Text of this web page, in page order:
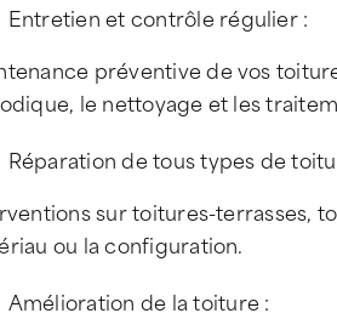
Entretien et contrôle régulier :
préventive de vos
le nettoyage et les
Réparation de tous types de
sur toitures-terrasses,
ou la configuration.
Amélioration de la toiture :